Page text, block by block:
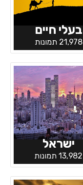
בעלי חיים
21,978 תמונות
ישראל
13,982 תמונות